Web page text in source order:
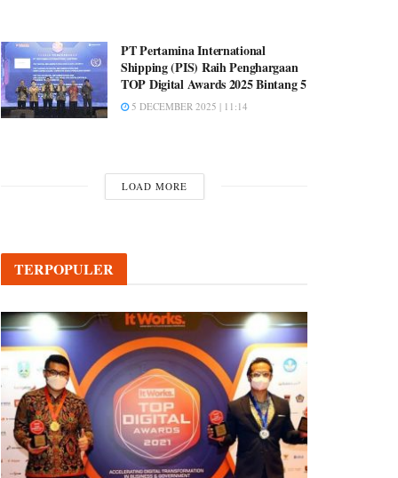
PT Pertamina International
Shipping (PIS) Raih Penghargaan
TOP Digital Awards 2025 Bintang 5
5 DECEMBER 2025 | 11:14
LOAD MORE
TERPOPULER